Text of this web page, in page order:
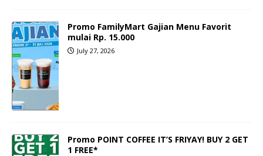
Promo FamilyMart Gajian Menu Favorit
mulai Rp. 15.000
July 27, 2026
Promo POINT COFFEE IT’S FRIYAY! BUY 2 GET
1 FREE*